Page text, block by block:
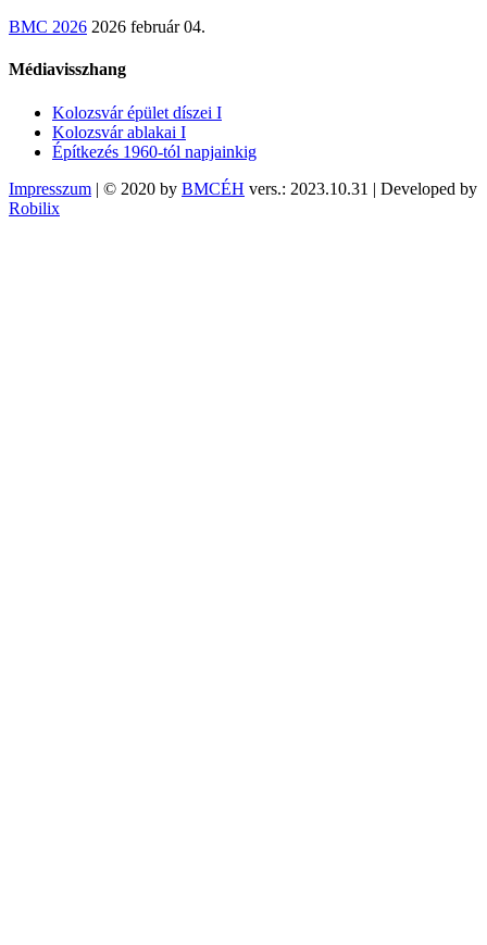
BMC 2026 2026 február 04.
Médiavisszhang
Kolozsvár épület díszei I
Kolozsvár ablakai I
Építkezés 1960-tól napjainkig
Impresszum | © 2020 by BMCÉH vers.: 2023.10.31 | Developed by
Robilix